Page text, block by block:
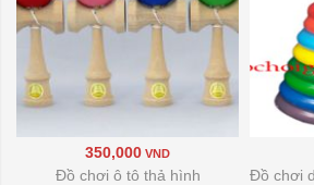
350,000 VND
Đồ chơi ô tô thả hình